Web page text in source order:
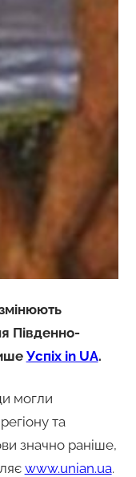
Південно-
Успіх in UA.
могли
та
значно раніше,
www.unian.ua.